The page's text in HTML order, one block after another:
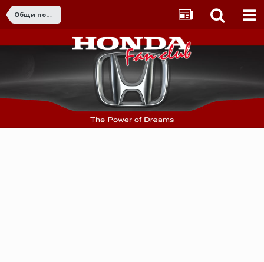
Общи поръчки от страната и чужбина